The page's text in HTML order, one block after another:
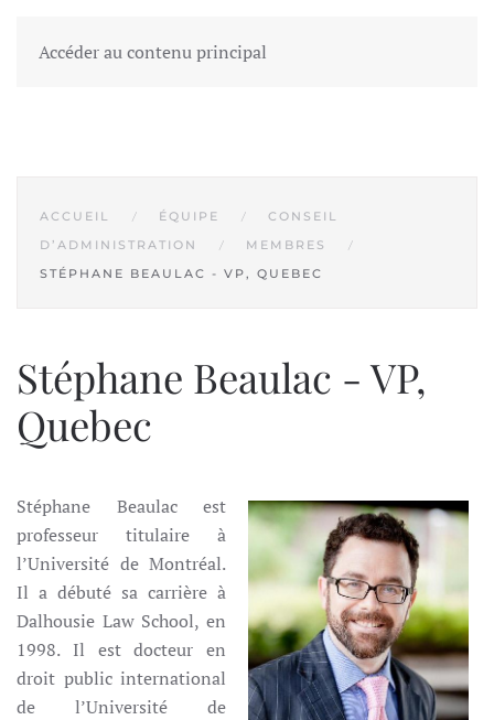
Accéder au contenu principal
ACCUEIL ÉQUIPE
CONSEIL
D’ADMINISTRATION
MEMBRES
STÉPHANE BEAULAC - VP, QUEBEC
Stéphane Beaulac - VP,
Quebec
Stéphane Beaulac est
professeur titulaire à
l’Université de Montréal.
Il a débuté sa carrière à
Dalhousie Law School, en
1998. Il est docteur en
droit public international
de l’Université de